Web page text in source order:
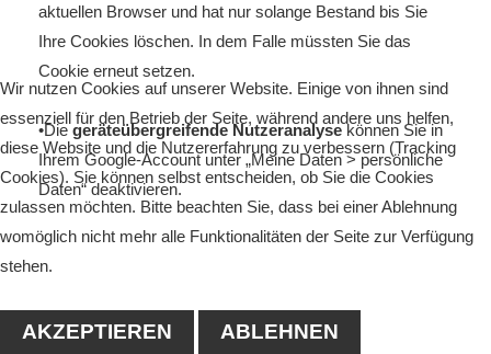
aktuellen Browser und hat nur solange Bestand bis Sie
Ihre Cookies löschen. In dem Falle müssten Sie das
Cookie erneut setzen.
•Diegeräteübergreifende Nutzeranalysekönnen Sie in
Ihrem Google-Account unter „Meine Daten > persönliche
Daten“ deaktivieren.
Google Maps
Wir nutzen Cookies auf unserer Website. Einige von ihnen sind
essenziell für den Betrieb der Seite, während andere uns helfen,
diese Website und die Nutzererfahrung zu verbessern (Tracking
Cookies). Sie können selbst entscheiden, ob Sie die Cookies
zulassen möchten. Bitte beachten Sie, dass bei einer Ablehnung
womöglich nicht mehr alle Funktionalitäten der Seite zur Verfügung
stehen.
AKZEPTIEREN ABLEHNEN